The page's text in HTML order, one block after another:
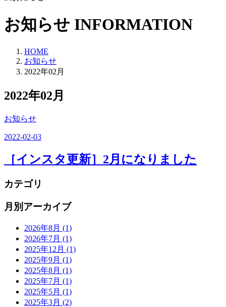
お知らせ INFORMATION
HOME
お知らせ
2022年02月
2022年02月
お知らせ
2022-02-03
［インスタ更新］2月になりました
カテゴリ
月別アーカイブ
2026年8月 (1)
2026年7月 (1)
2025年12月 (1)
2025年9月 (1)
2025年8月 (1)
2025年7月 (1)
2025年5月 (1)
2025年3月 (2)